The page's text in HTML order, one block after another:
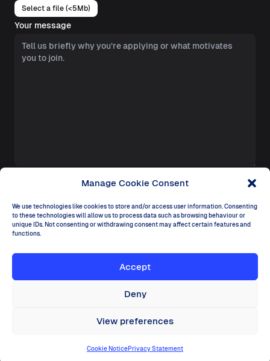
Manage Cookie Consent
We use technologies like cookies to store and/or access user information. Consenting
to these technologies will allow us to process data such as browsing behaviour or
unique IDs. Not consenting or withdrawing consent may affect certain features and
functions.
Accept
Deny
View preferences
Cookie NoticePrivacy Statement
Your message
Dectar
Dogpatch Labs, The CHQ Building, Customs House
KmRosso, Via Stezzano 87, 24126 Bergamo